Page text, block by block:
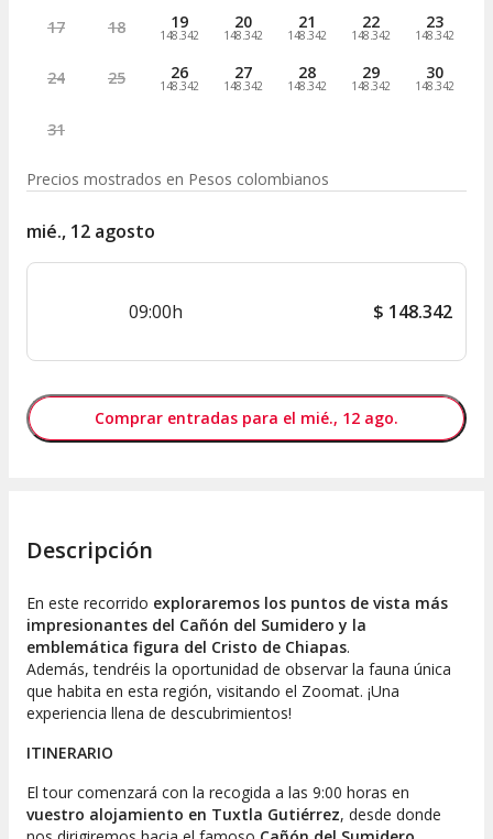
17 18 19
148.342
20
148.342
21
148.342
22
148.342
23
148.342
24 25 26
148.342
27
148.342
28
148.342
29
148.342
30
148.342
31
Precios mostrados en Pesos colombianos
mié., 12 agosto
09:00h $ 148.342
Comprar entradas para el mié., 12 ago.
Descripción
En este recorrido exploraremos los puntos de vista más
impresionantes del Cañón del Sumidero y la
emblemática figura del Cristo de Chiapas.
Además, tendréis la oportunidad de observar la fauna única
que habita en esta región, visitando el Zoomat. ¡Una
experiencia llena de descubrimientos!
ITINERARIO
El tour comenzará con la recogida a las 9:00 horas en
vuestro alojamiento en Tuxtla Gutiérrez, desde donde